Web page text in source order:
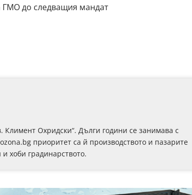
ГМО до следващия мандат
Охридски“. Дълги години се занимава с
приоритет са й производството и пазарите
хоби градинарството.